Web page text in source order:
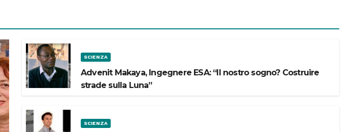
SCIENZA
Advenit Makaya, Ingegnere ESA: “Il nostro sogno? Costruire
strade sulla Luna”
SCIENZA